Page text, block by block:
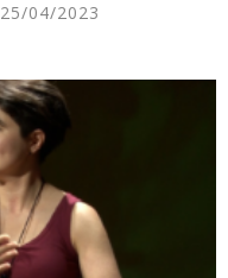
25/04/2023